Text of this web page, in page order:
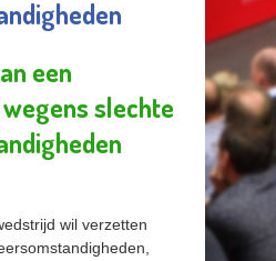
een
slechte
wil verzetten